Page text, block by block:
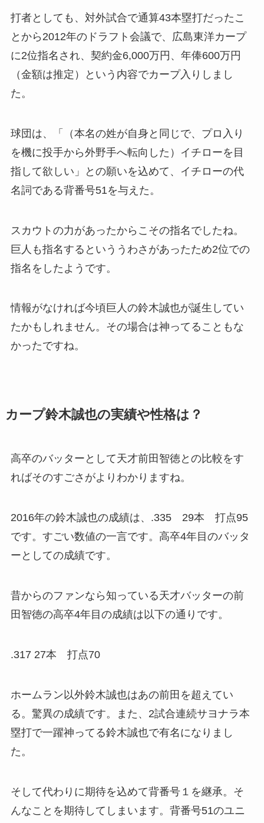
打者としても、対外試合で通算43本塁打だったこ
とから2012年のドラフト会議で、広島東洋カープ
に2位指名され、契約金6,000万円、年俸600万円
（金額は推定）という内容でカープ入りしまし
た。
球団は、「（本名の姓が自身と同じで、プロ入り
を機に投手から外野手へ転向した）イチローを目
指して欲しい」との願いを込めて、イチローの代
名詞である背番号51を与えた。
スカウトの力があったからこその指名でしたね。
巨人も指名するといううわさがあったため2位での
指名をしたようです。
情報がなければ今頃巨人の鈴木誠也が誕生してい
たかもしれません。その場合は神ってることもな
かったですね。
カープ鈴木誠也の実績や性格は？
高卒のバッターとして天才前田智徳との比較をす
ればそのすごさがよりわかりますね。
2016年の鈴木誠也の成績は、.335 29本 打点95
です。すごい数値の一言です。高卒4年目のバッタ
ーとしての成績です。
昔からのファンなら知っている天才バッターの前
田智徳の高卒4年目の成績は以下の通りです。
.317 27本 打点70
ホームラン以外鈴木誠也はあの前田を超えてい
る。驚異の成績です。また、2試合連続サヨナラ本
塁打で一躍神ってる鈴木誠也で有名になりまし
た。
そして代わりに期待を込めて背番号１を継承。そ
んなことを期待してしまいます。背番号51のユニ